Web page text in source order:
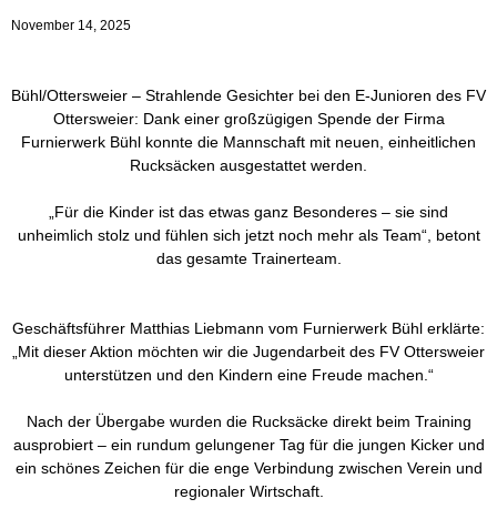
November 14, 2025
Bühl/Ottersweier – Strahlende Gesichter bei den E-Junioren des FV
Ottersweier: Dank einer großzügigen Spende der Firma
Furnierwerk Bühl konnte die Mannschaft mit neuen, einheitlichen
Rucksäcken ausgestattet werden.
„Für die Kinder ist das etwas ganz Besonderes – sie sind
unheimlich stolz und fühlen sich jetzt noch mehr als Team“, betont
das gesamte Trainerteam.
Geschäftsführer Matthias Liebmann vom Furnierwerk Bühl erklärte:
„Mit dieser Aktion möchten wir die Jugendarbeit des FV Ottersweier
unterstützen und den Kindern eine Freude machen.“
Nach der Übergabe wurden die Rucksäcke direkt beim Training
ausprobiert – ein rundum gelungener Tag für die jungen Kicker und
ein schönes Zeichen für die enge Verbindung zwischen Verein und
regionaler Wirtschaft.